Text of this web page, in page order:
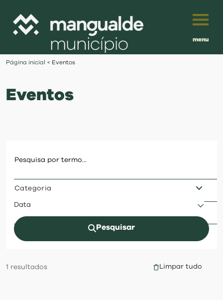
menu
investir
balcão digital
visit
Português
Página inicial < Eventos
Eventos
Categoria
Data
Pesquisar
1 resultados Limpar tudo